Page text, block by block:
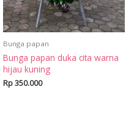
Bunga papan
Bunga papan duka cita warna
hijau kuning
Rp350.000